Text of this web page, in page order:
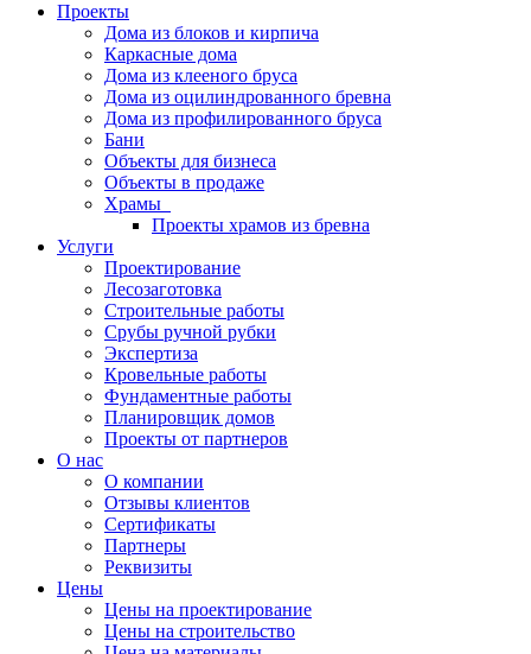
Проекты
Дома из блоков и кирпича
Каркасные дома
Дома из клееного бруса
Дома из оцилиндрованного бревна
Дома из профилированного бруса
Бани
Объекты для бизнеса
Объекты в продаже
Храмы
Проекты храмов из бревна
Услуги
Проектирование
Лесозаготовка
Строительные работы
Срубы ручной рубки
Экспертиза
Кровельные работы
Фундаментные работы
Планировщик домов
Проекты от партнеров
О нас
О компании
Отзывы клиентов
Сертификаты
Партнеры
Реквизиты
Цены
Цены на проектирование
Цены на строительство